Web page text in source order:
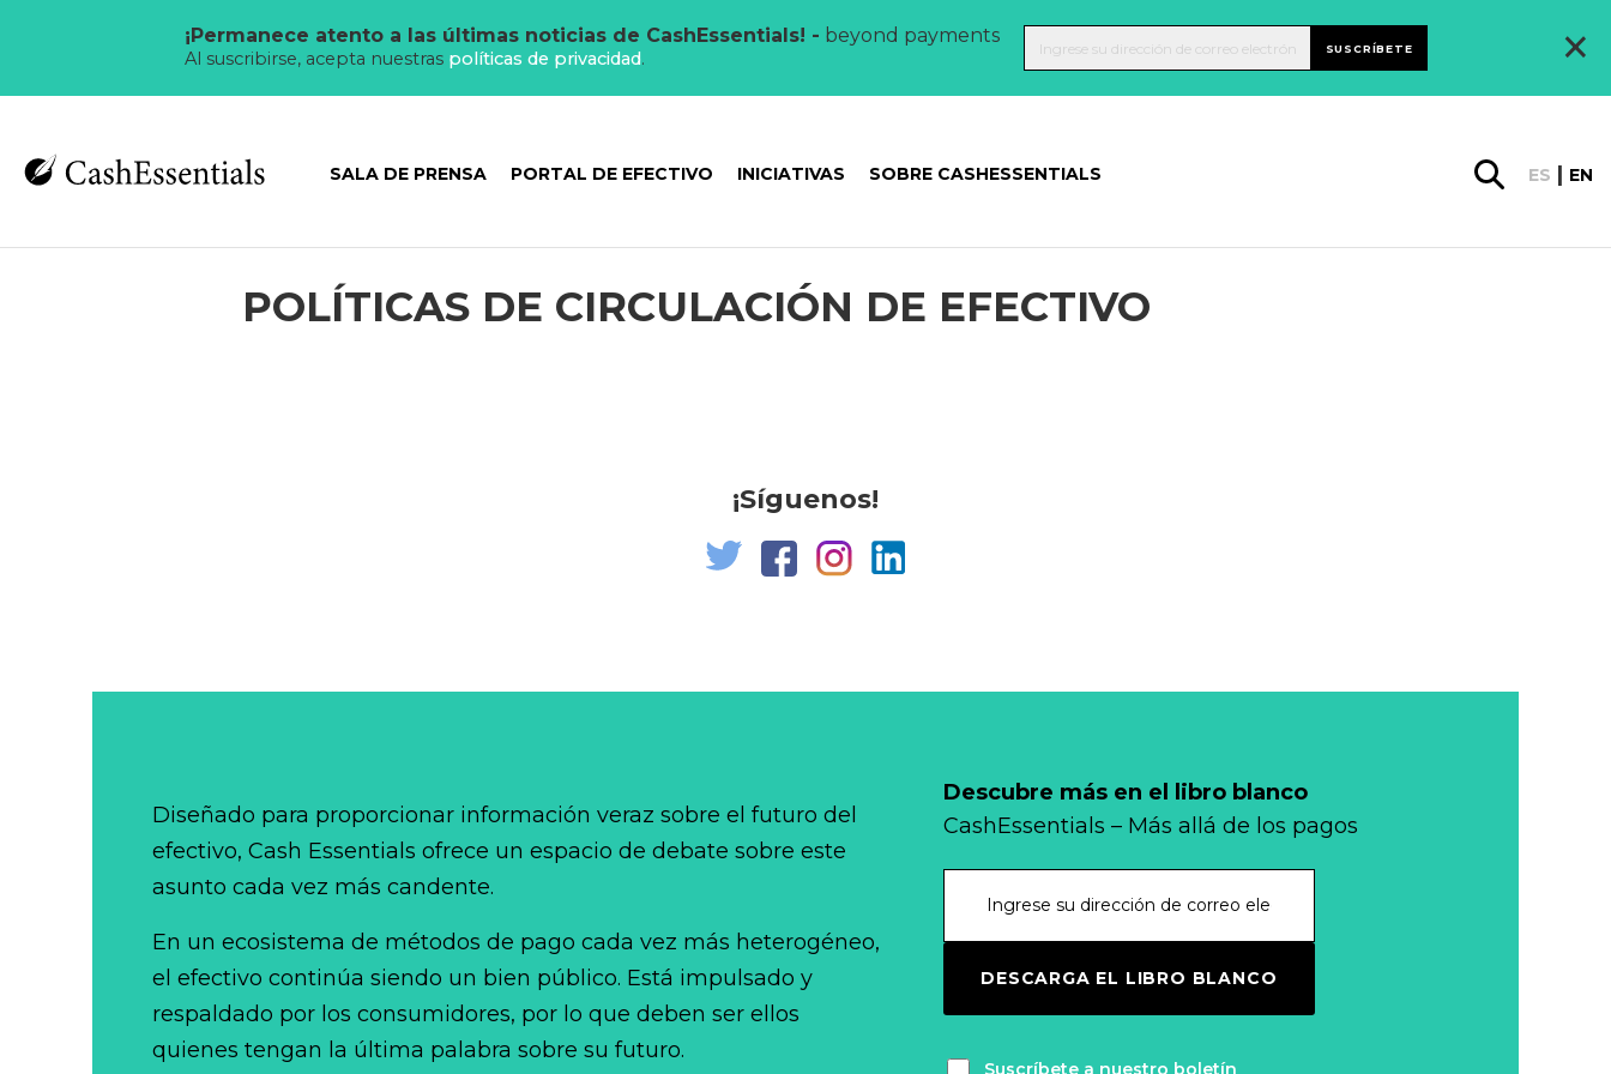
¡Permanece atento a las últimas noticias de CashEssentials! - beyond payments
Al suscribirse, acepta nuestras políticas de privacidad. SUSCRÍBETE ×
SALA DE PRENSA PORTAL DE EFECTIVO INICIATIVAS SOBRE CASHESSENTIALS ES EN
POLÍTICAS DE CIRCULACIÓN DE EFECTIVO
¡Síguenos!
Descubre más en el libro blanco
CashEssentials – Más allá de los pagos
DESCARGA EL LIBRO BLANCO
Suscríbete a nuestro boletín
Diseñado para proporcionar información veraz sobre el futuro del
efectivo, Cash Essentials ofrece un espacio de debate sobre este
asunto cada vez más candente.
En un ecosistema de métodos de pago cada vez más heterogéneo,
el efectivo continúa siendo un bien público. Está impulsado y
respaldado por los consumidores, por lo que deben ser ellos
quienes tengan la última palabra sobre su futuro.